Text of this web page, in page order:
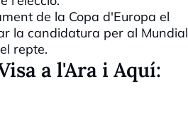
de la Copa d'Europa el
la candidatura per al Mundial
repte.
a l'Ara i Aquí: